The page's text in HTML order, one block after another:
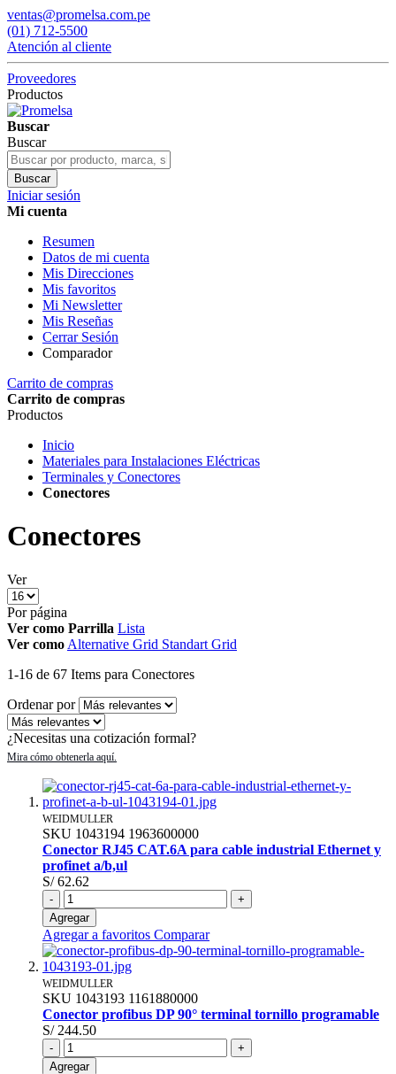
ventas@promelsa.com.pe
(01) 712-5500
Atención al cliente
Proveedores
Productos
Buscar
Buscar
Buscar
Iniciar sesión
Mi cuenta
Resumen
Datos de mi cuenta
Mis Direcciones
Mis favoritos
Mi Newsletter
Mis Reseñas
Cerrar Sesión
Comparador
Carrito de compras
Carrito de compras
Productos
Inicio
Materiales para Instalaciones Eléctricas
Terminales y Conectores
Conectores
Conectores
Ver
Por página
Ver como Parrilla Lista
Ver como Alternative Grid Standart Grid
1-16 de 67 Items para Conectores
Ordenar por
¿Necesitas una cotización formal?
WEIDMULLER
SKU 1043194 1963600000
Conector RJ45 CAT.6A para cable industrial Ethernet y
profinet a/b,ul
S/ 62.62
-
+
Agregar
Agregar a favoritos Comparar
WEIDMULLER
SKU 1043193 1161880000
Conector profibus DP 90° terminal tornillo programable
S/ 244.50
-
+
Agregar